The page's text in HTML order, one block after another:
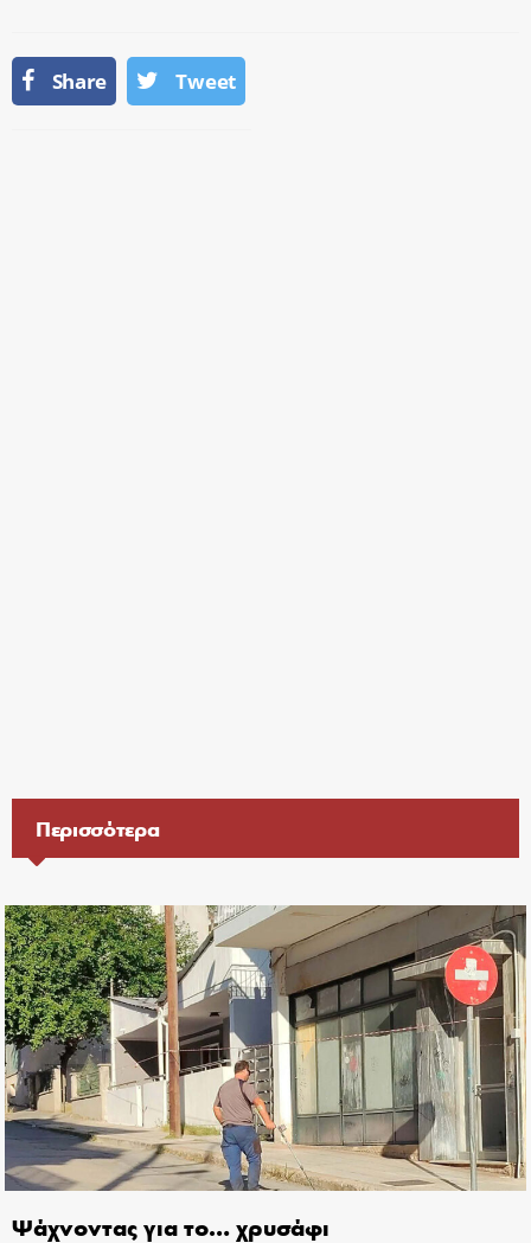
Share Tweet
Περισσότερα
Ψάχνοντας για το… χρυσάφι